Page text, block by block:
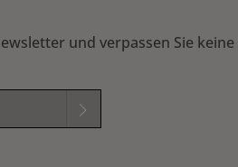
und verpassen Sie